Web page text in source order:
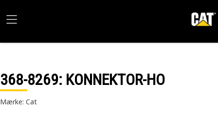
368-8269: KONNEKTOR-HO
Mærke: Cat